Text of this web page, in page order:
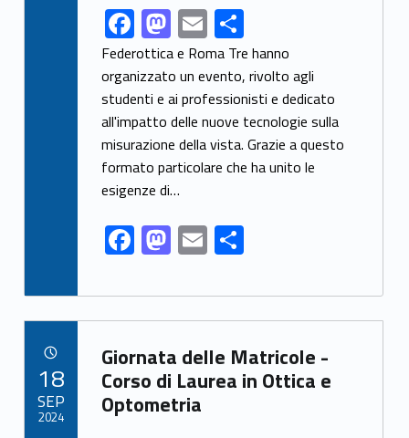
Link identifier share facebook archive #share-link-archive-99338F
ac
e
b
o
o
k
M
as
to
d
o
n
E
m
ai
l
S
h
ar
e
Federottica e Roma Tre hanno
organizzato un evento, rivolto agli
studenti e ai professionisti e dedicato
all'impatto delle nuove tecnologie sulla
misurazione della vista. Grazie a questo
formato particolare che ha unito le
esigenze di…
F
ac
e
b
o
o
k
M
as
to
d
o
n
E
m
ai
l
S
h
ar
e
Link identifier archive #link-archive-1107
Giornata delle Matricole -
Corso di Laurea in Ottica e
Optometria
18
SEP
2024